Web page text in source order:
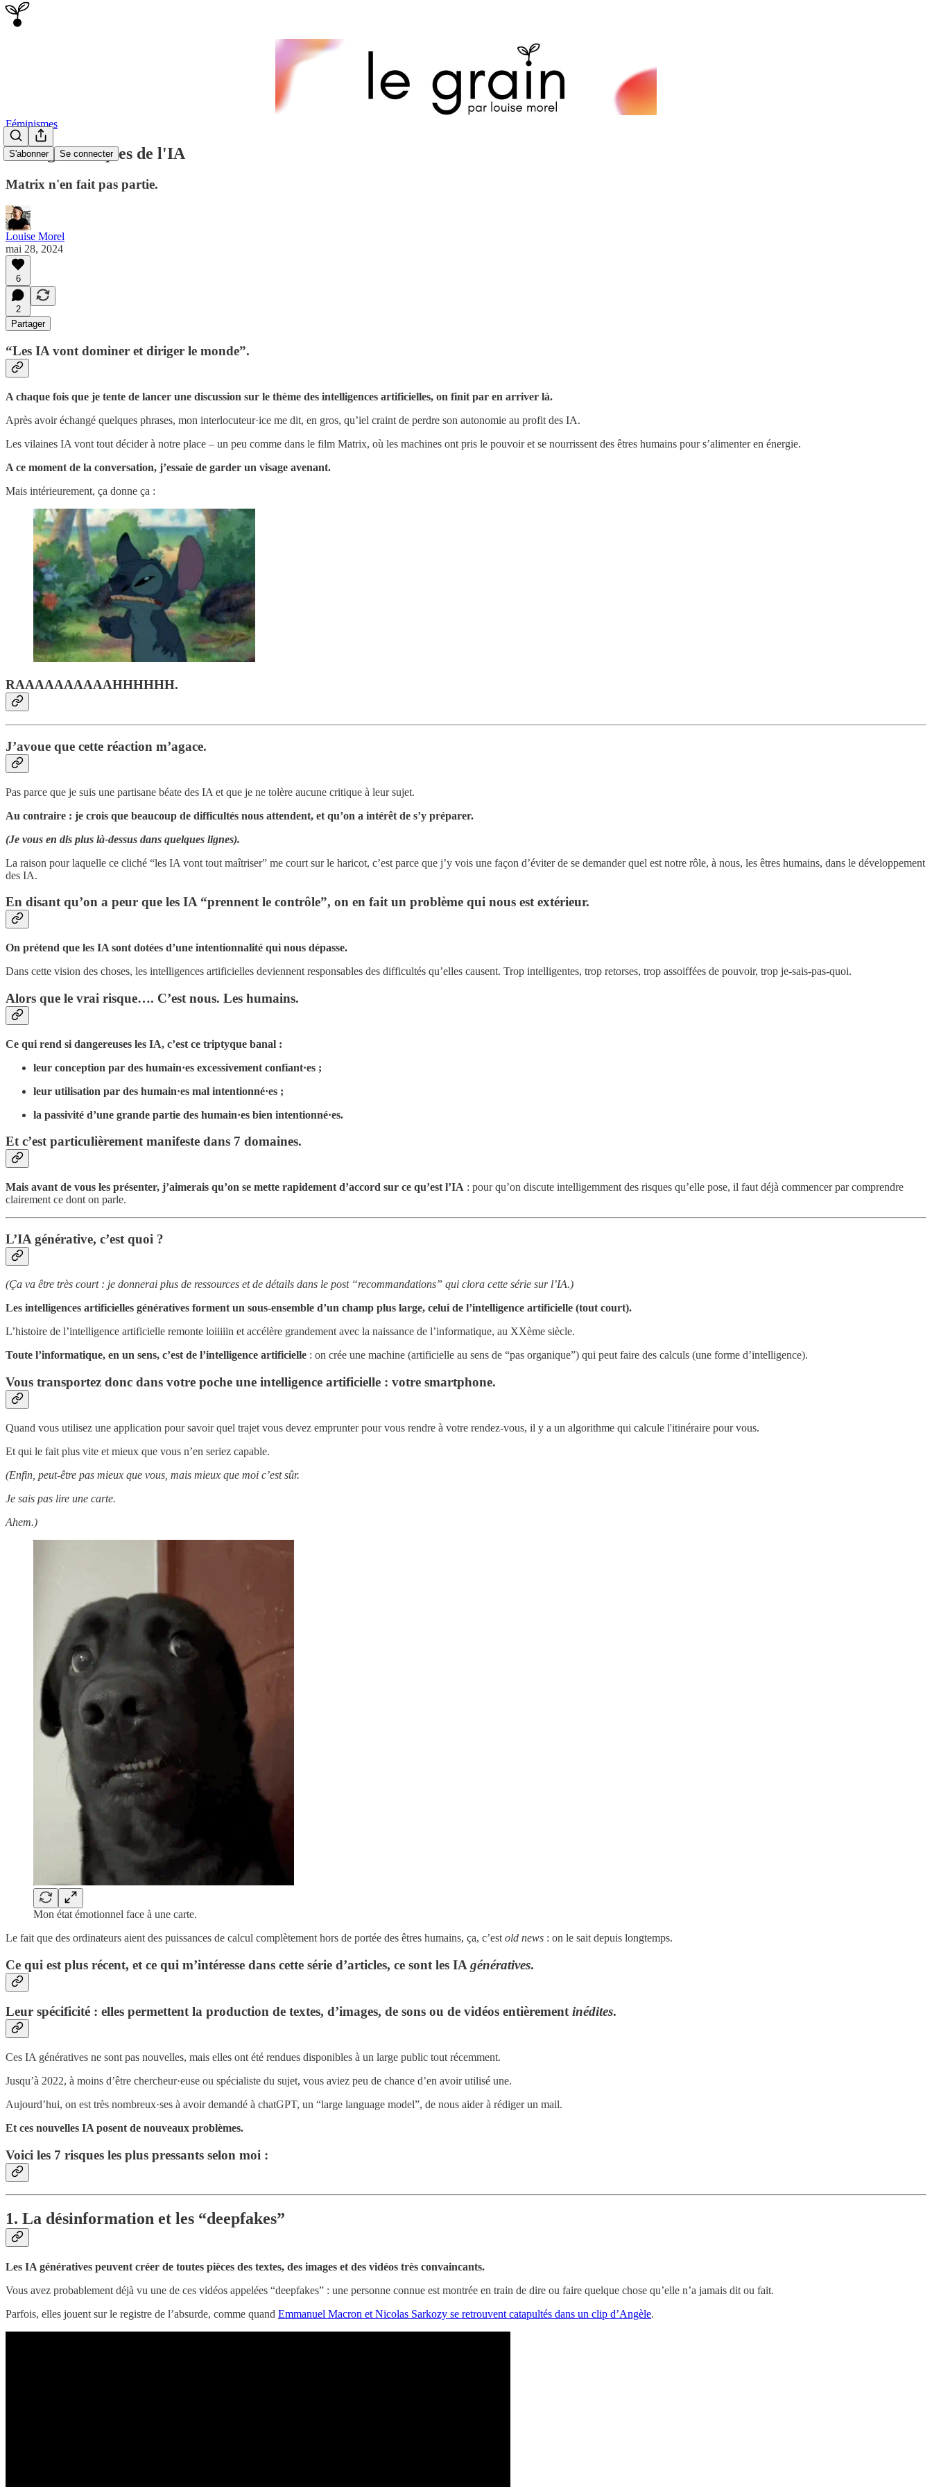
S'abonner Se connecter
Féminismes
Les 7 gros risques de l'IA
Matrix n'en fait pas partie.
Louise Morel
mai 28, 2024
6
2
Partager
“Les IA vont dominer et diriger le monde”.
A chaque fois que je tente de lancer une discussion sur le thème des intelligences artificielles, on finit par en arriver là.
Après avoir échangé quelques phrases, mon interlocuteur·ice me dit, en gros, qu’iel craint de perdre son autonomie au profit des IA.
Les vilaines IA vont tout décider à notre place – un peu comme dans le film Matrix, où les machines ont pris le pouvoir et se nourrissent des êtres humains pour s’alimenter en énergie.
A ce moment de la conversation, j’essaie de garder un visage avenant.
Mais intérieurement, ça donne ça :
RAAAAAAAAAAHHHHHH.
J’avoue que cette réaction m’agace.
Pas parce que je suis une partisane béate des IA et que je ne tolère aucune critique à leur sujet.
Au contraire : je crois que beaucoup de difficultés nous attendent, et qu’on a intérêt de s’y préparer.
(Je vous en dis plus là-dessus dans quelques lignes).
La raison pour laquelle ce cliché “les IA vont tout maîtriser” me court sur le haricot, c’est parce que j’y vois une façon d’éviter de se demander quel est notre rôle, à nous, les êtres humains, dans le développement
des IA.
En disant qu’on a peur que les IA “prennent le contrôle”, on en fait un problème qui nous est extérieur.
On prétend que les IA sont dotées d’une intentionnalité qui nous dépasse.
Dans cette vision des choses, les intelligences artificielles deviennent responsables des difficultés qu’elles causent. Trop intelligentes, trop retorses, trop assoiffées de pouvoir, trop je-sais-pas-quoi.
Alors que le vrai risque…. C’est nous. Les humains.
Ce qui rend si dangereuses les IA, c’est ce triptyque banal :
leur conception par des humain·es excessivement confiant·es ;
leur utilisation par des humain·es mal intentionné·es ;
la passivité d’une grande partie des humain·es bien intentionné·es.
Et c’est particulièrement manifeste dans 7 domaines.
Mais avant de vous les présenter, j’aimerais qu’on se mette rapidement d’accord sur ce qu’est l’IA : pour qu’on discute intelligemment des risques qu’elle pose, il faut déjà commencer par comprendre
clairement ce dont on parle.
L’IA générative, c’est quoi ?
(Ça va être très court : je donnerai plus de ressources et de détails dans le post “recommandations” qui clora cette série sur l’IA.)
Les intelligences artificielles génératives forment un sous-ensemble d’un champ plus large, celui de l’intelligence artificielle (tout court).
L’histoire de l’intelligence artificielle remonte loiiiiin et accélère grandement avec la naissance de l’informatique, au XXème siècle.
Toute l’informatique, en un sens, c’est de l’intelligence artificielle : on crée une machine (artificielle au sens de “pas organique”) qui peut faire des calculs (une forme d’intelligence).
Vous transportez donc dans votre poche une intelligence artificielle : votre smartphone.
Quand vous utilisez une application pour savoir quel trajet vous devez emprunter pour vous rendre à votre rendez-vous, il y a un algorithme qui calcule l'itinéraire pour vous.
Et qui le fait plus vite et mieux que vous n’en seriez capable.
(Enfin, peut-être pas mieux que vous, mais mieux que moi c’est sûr.
Je sais pas lire une carte.
Ahem.)
Mon état émotionnel face à une carte.
Le fait que des ordinateurs aient des puissances de calcul complètement hors de portée des êtres humains, ça, c’est old news : on le sait depuis longtemps.
Ce qui est plus récent, et ce qui m’intéresse dans cette série d’articles, ce sont les IA génératives.
Leur spécificité : elles permettent la production de textes, d’images, de sons ou de vidéos entièrementinédites.
Ces IA génératives ne sont pas nouvelles, mais elles ont été rendues disponibles à un large public tout récemment.
Jusqu’à 2022, à moins d’être chercheur·euse ou spécialiste du sujet, vous aviez peu de chance d’en avoir utilisé une.
Aujourd’hui, on est très nombreux·ses à avoir demandé à chatGPT, un “large language model”, de nous aider à rédiger un mail.
Et ces nouvelles IA posent de nouveaux problèmes.
Voici les 7 risques les plus pressants selon moi :
1. La désinformation et les “deepfakes”
Les IA génératives peuvent créer de toutes pièces des textes, des images et des vidéos très convaincants.
Vous avez probablement déjà vu une de ces vidéos appelées “deepfakes” : une personne connue est montrée en train de dire ou faire quelque chose qu’elle n’a jamais dit ou fait.
Parfois, elles jouent sur le registre de l’absurde, comme quand Emmanuel Macron et Nicolas Sarkozy se retrouvent catapultés dans un clip d’Angèle.